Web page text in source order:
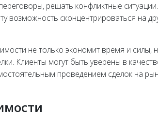
решать конфликтные ситуации.
возможность сконцентрироваться на
не только экономит время и силы,
Клиенты могут быть уверены в
проведением сделок на